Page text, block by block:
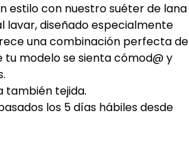
estilo con nuestro suéter de lana
lavar, diseñado especialmente
una combinación perfecta de
modelo se sienta cómod@ y
también tejida.
los 5 días hábiles desde